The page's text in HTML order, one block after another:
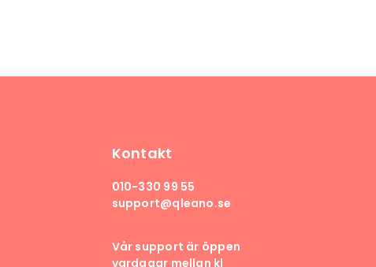
Kontakt
010-330 99 55
support@qleano.se
Vår support är öppen
vardagar mellan kl